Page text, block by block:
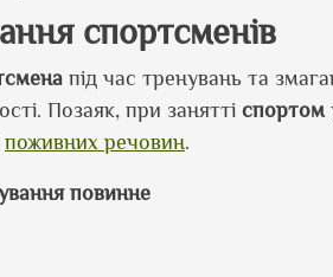
спортсменів
під час тренувань та
Позаяк, при занятті спортом
поживних речовин.
повинне